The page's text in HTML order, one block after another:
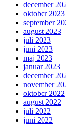
december
oktober 2023
september
august 2023
juli 2023
juni 2023
maj 2023
januar 2023
december
november
oktober 2022
august 2022
juli 2022
juni 2022